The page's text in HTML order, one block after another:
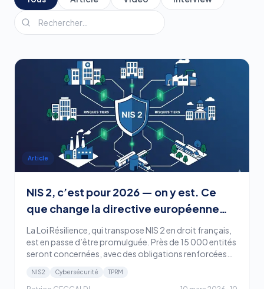
NIS 2, c’est pour 2026 — on y est. Ce
que change la directive européenne
pour votre gestion des risques tiers
La Loi Résilience, qui transpose NIS 2 en droit français,
est en passe d’être promulguée. Près de 15 000 entités
seront concernées, avec des obligations renforcées
sur la sécurité de la chaîne d’approvisionnement.
Décryptage complet.
NIS2 Cybersécurité TPRM
Patrice CECCALDI 10 mars 2026·